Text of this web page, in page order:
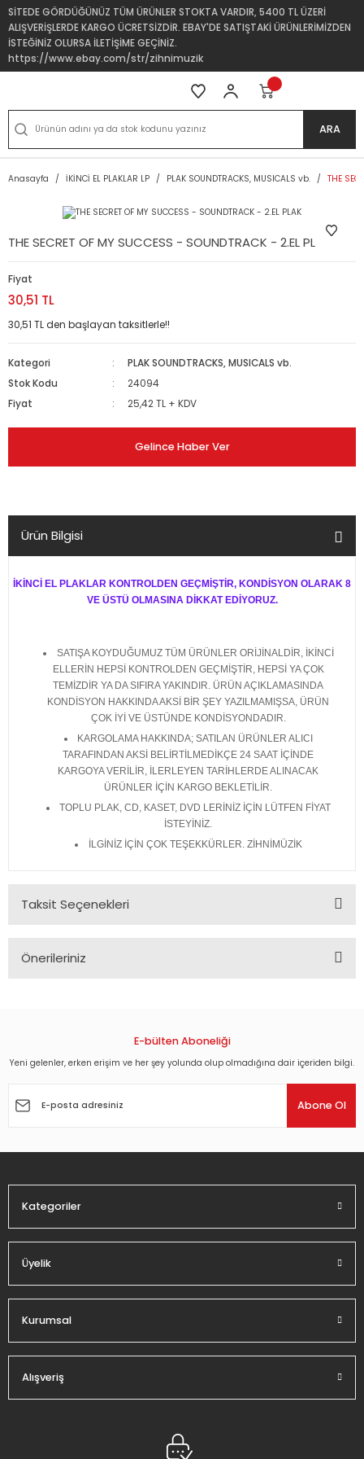
SİTEDE GÖRDÜĞÜNÜZ TÜM ÜRÜNLER STOKTA VARDIR, 5400 TL ÜZERİ
ALIŞVERİŞLERDE KARGO ÜCRETSİZDİR. EBAY'DE SATIŞTAKİ ÜRÜNLERİMİZDEN
İSTEĞİNİZ OLURSA İLETİŞİME GEÇİNİZ.
https://www.ebay.com/str/zihnimuzik
ARA
Anasayfa İKİNCİ EL PLAKLAR LP PLAK SOUNDTRACKS, MUSICALS vb. THE
THE SECRET OF MY SUCCESS - SOUNDTRACK - 2.EL PLAK
Fiyat
30,51 TL
30,51 TL den başlayan taksitlerle!!
Kategori
PLAK SOUNDTRACKS, MUSICALS vb.
Stok Kodu
24094
Fiyat
25,42 TL + KDV
Gelince Haber Ver
Ürün Bilgisi
İKİNCİ EL PLAKLAR KONTROLDEN GEÇMİŞTİR, KONDİSYON OLARAK 8
VE ÜSTÜ OLMASINA DİKKAT EDİYORUZ.
SATIŞA KOYDUĞUMUZ TÜM ÜRÜNLER ORİJİNALDİR, İKİNCİ
ELLERİN HEPSİ KONTROLDEN GEÇMİŞTİR, HEPSİ YA ÇOK
TEMİZDİR YA DA SIFIRA YAKINDIR. ÜRÜN AÇIKLAMASINDA
KONDİSYON HAKKINDA AKSİ BİR ŞEY YAZILMAMIŞSA, ÜRÜN
ÇOK İYİ VE ÜSTÜNDE KONDİSYONDADIR.
KARGOLAMA HAKKINDA; SATILAN ÜRÜNLER ALICI
TARAFINDAN AKSİ BELİRTİLMEDİKÇE 24 SAAT İÇİNDE
KARGOYA VERİLİR, İLERLEYEN TARİHLERDE ALINACAK
ÜRÜNLER İÇİN KARGO BEKLETİLİR.
TOPLU PLAK, CD, KASET, DVD LERİNİZ İÇİN LÜTFEN FİYAT
İSTEYİNİZ.
İLGİNİZ İÇİN ÇOK TEŞEKKÜRLER. ZİHNİMÜZİK
Taksit Seçenekleri
Önerileriniz
Görüş ve önerileriniz için teşekkür ederiz.
Ürün açıklamasında eksik bilgiler bulunuyor.
Ürün fiyatı diğer sitelerden daha pahalı.
E-bülten Aboneliği
Yeni gelenler, erken erişim ve her şey yolunda olup olmadığına dair içeriden bilgi.
Abone Ol
Kategoriler
Üyelik
Kurumsal
Alışveriş